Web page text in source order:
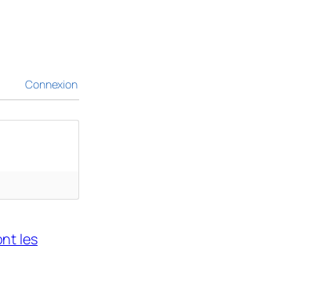
Connexion
les